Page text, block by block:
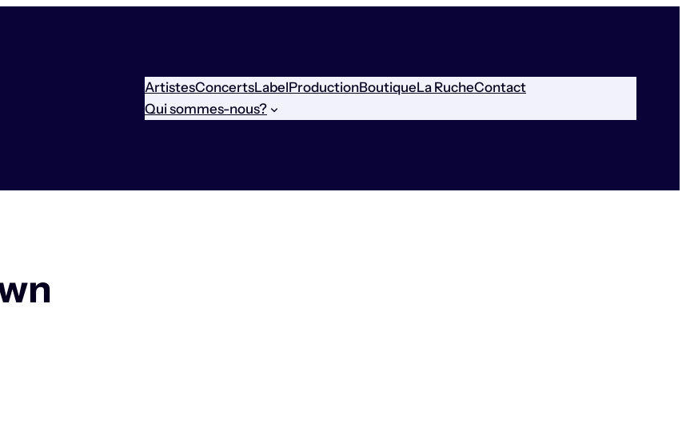
ArtistesConcertsLabelProductionBoutiqueLa RucheContact
Qui sommes-nous?